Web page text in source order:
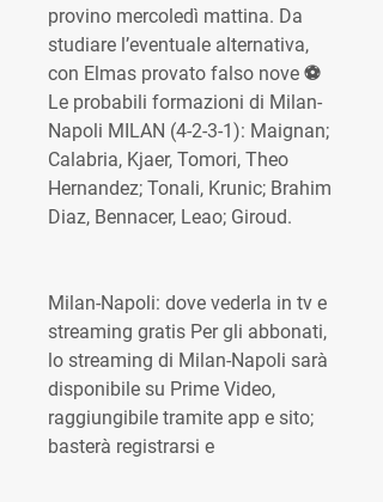
provino mercoledì mattina. Da
studiare l’eventuale alternativa,
con Elmas provato falso nove ⚽
Le probabili formazioni di Milan-
Napoli MILAN (4-2-3-1): Maignan;
Calabria, Kjaer, Tomori, Theo
Hernandez; Tonali, Krunic; Brahim
Diaz, Bennacer, Leao; Giroud.
Milan-Napoli: dove vederla in tv e
streaming gratis Per gli abbonati,
lo streaming di Milan-Napoli sarà
disponibile su Prime Video,
raggiungibile tramite app e sito;
basterà registrarsi e